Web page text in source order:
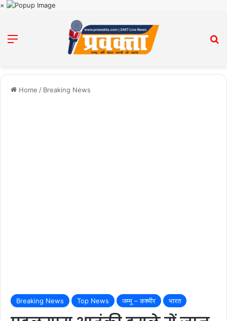
×
Menu
Home / Breaking News
Breaking News Top News जम्मू – कश्मीर भारत